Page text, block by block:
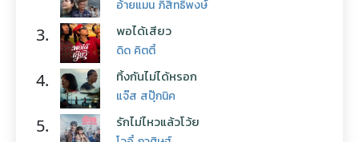
อ้ายแมน ภิสิทธิ์พงษ์
3. พอได้เสียว
ดิด คิตตี้
4. ทิ้งกันไม่ได้หรอก
แจ๊ส สปุ๊กนิค
5. รักไม่ไหวแล้วโว้ย